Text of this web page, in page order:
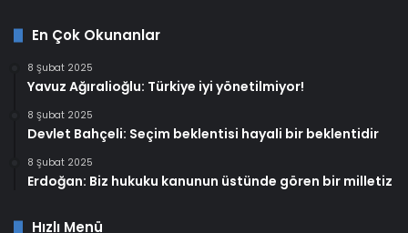
En Çok Okunanlar
8 Şubat 2025
Yavuz Ağıralioğlu: Türkiye iyi yönetilmiyor!
8 Şubat 2025
Devlet Bahçeli: Seçim beklentisi hayali bir beklentidir
8 Şubat 2025
Erdoğan: Biz hukuku kanunun üstünde gören bir milletiz
Hızlı Menü